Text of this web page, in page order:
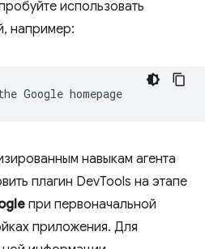
использовать
например:
Google
навыкам агента
плагин DevTools на этапе
при первоначальной
приложения. Для